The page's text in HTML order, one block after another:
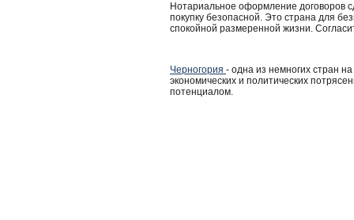
Нотариальное оформление договоров
покупку безопасной. Это страна для
спокойной размеренной жизни.
Черногория - одна из немногих стран
экономических и политических
потенциалом.